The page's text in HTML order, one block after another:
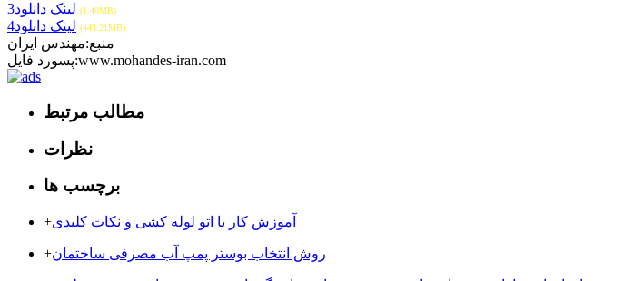
لینک دانلود3 (1.40MB)
لینک دانلود4 (443.21MB)
منبع:مهندس ایران
پسورد فایل:www.mohandes-iran.com
مطالب مرتبط
نظرات
برچسب ها
+آموزش کار با اتو لوله کشی و نکات کلیدی
+روش انتخاب بوستر پمپ آب مصرفی ساختمان